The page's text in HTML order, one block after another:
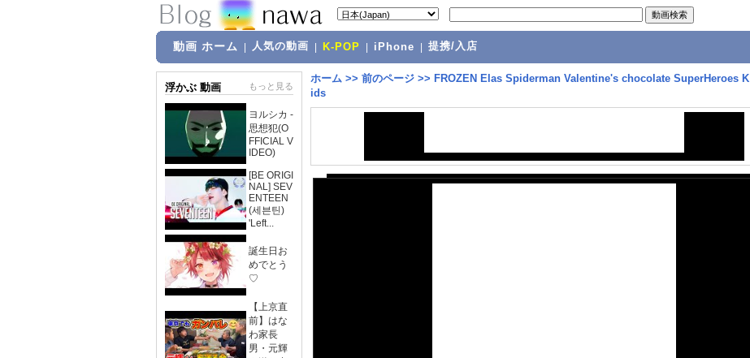
動画 ホーム 人気の動画 K-POP iPhone 提携/入店
浮かぶ 動画 もっと見る
ヨルシカ -
思想犯(O
FFICIAL V
IDEO)
[BE ORIGI
NAL] SEV
ENTEEN
(세븐틴)
'Left...
誕生日お
めでとう
♡
【上京直
前】はな
わ家長
男・元輝
ホーム >> 前のページ >> FROZEN Elas Spiderman Valentine's chocolate SuperHeroes K
ids